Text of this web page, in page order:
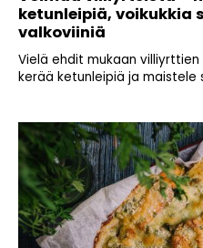
ketunleipiä, voikukkia
valkoviiniä
Vielä ehdit mukaan villiyrttien
kerää ketunleipiä ja maistele